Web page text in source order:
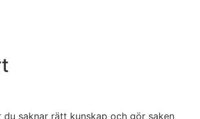
saknar rätt kunskap och gör saken